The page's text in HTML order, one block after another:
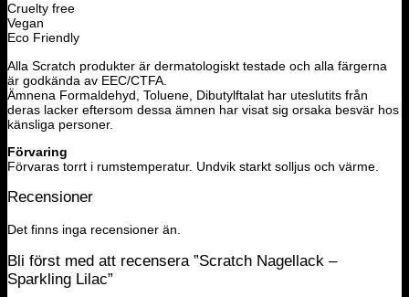
Cruelty free
Vegan
Eco Friendly
Alla Scratch produkter är dermatologiskt testade och alla färgerna
är godkända av EEC/CTFA.
Ämnena Formaldehyd, Toluene, Dibutylftalat har uteslutits från
deras lacker eftersom dessa ämnen har visat sig orsaka besvär hos
känsliga personer.
Förvaring
Förvaras torrt i rumstemperatur. Undvik starkt solljus och värme.
Recensioner
Det finns inga recensioner än.
Bli först med att recensera ”Scratch Nagellack –
Sparkling Lilac”